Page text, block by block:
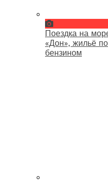
Поездка на
«Дон», жильё
бензином